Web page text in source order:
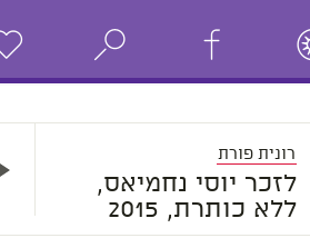
רונית פורת
לזכר יוסי נחמיאס,
ללא כותרת, 2015